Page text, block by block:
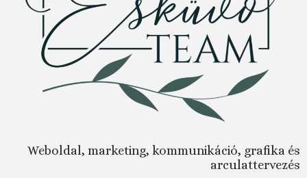
Weboldal, marketing, kommunikáció, grafika és
arculattervezés